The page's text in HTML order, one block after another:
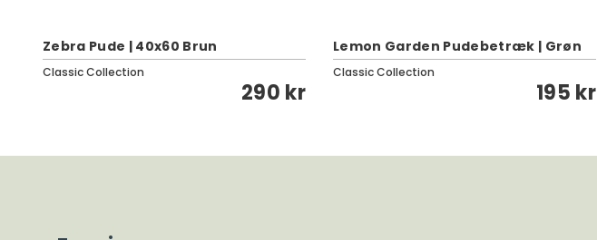
Zebra Pude | 40x60 Brun
Classic Collection
290 kr
Lemon Garden Pudebetræk | Grøn
Classic Collection
195 kr